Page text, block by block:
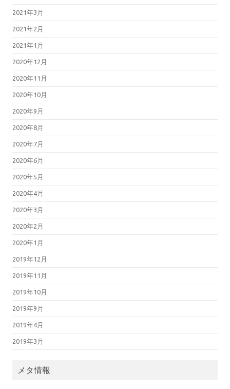
2021年3月
2021年2月
2021年1月
2020年12月
2020年11月
2020年10月
2020年9月
2020年8月
2020年7月
2020年6月
2020年5月
2020年4月
2020年3月
2020年2月
2020年1月
2019年12月
2019年11月
2019年10月
2019年9月
2019年4月
2019年3月
メタ情報